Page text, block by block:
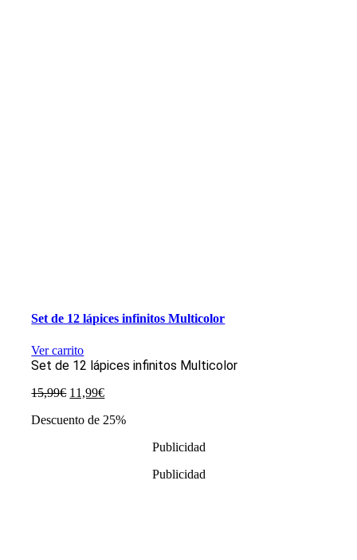
Set de 12 lápices infinitos Multicolor
Ver carrito
Set de 12 lápices infinitos Multicolor
15,99€ El
original
11,99€El
actual
Descuento de 25%
Publicidad
Publicidad